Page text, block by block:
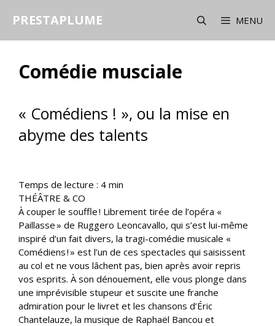
PRESTAPLUME MENU
Comédie musciale
« Comédiens ! », ou la mise en
abyme des talents
Temps de lecture : 4 min
THÉÂTRE & CO
À couper le souffle ! Librement tirée de l’opéra «
Paillasse » de Ruggero Leoncavallo, qui s’est lui-même
inspiré d’un fait divers, la tragi-comédie musicale «
Comédiens ! » est l’un de ces spectacles qui saisissent
au col et ne vous lâchent pas, bien après avoir repris
vos esprits. À son dénouement, elle vous plonge dans
une imprévisible stupeur et suscite une franche
admiration pour le livret et les chansons d’Éric
Chantelauze, la musique de Raphaël Bancou et